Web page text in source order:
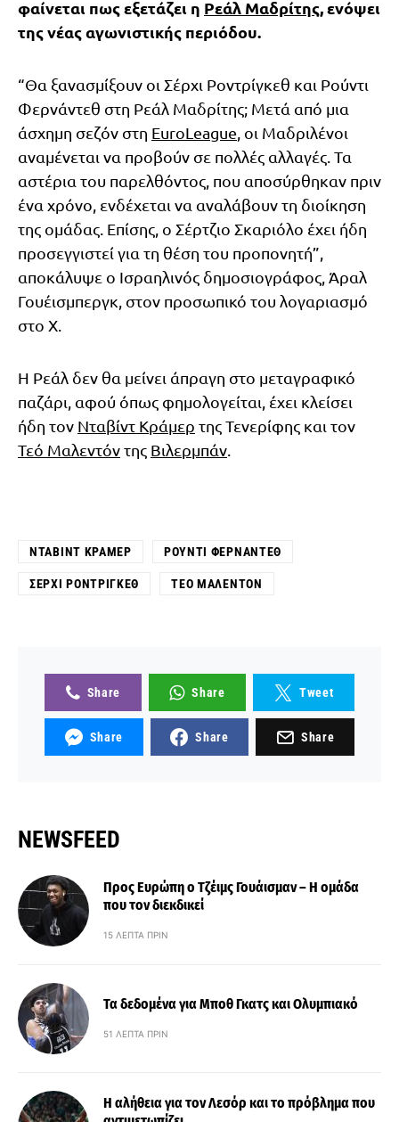
φαίνεται πως εξετάζει η Ρεάλ Μαδρίτης, ενόψει
της νέας αγωνιστικής περιόδου.
“Θα ξανασμίξουν οι Σέρχι Ροντρίγκεθ και Ρούντι
Φερνάντεθ στη Ρεάλ Μαδρίτης; Μετά από μια
άσχημη σεζόν στη EuroLeague , οι Μαδριλένοι
αναμένεται να προβούν σε πολλές αλλαγές. Τα
αστέρια του παρελθόντος, που αποσύρθηκαν πριν
ένα χρόνο, ενδέχεται να αναλάβουν τη διοίκηση
της ομάδας. Επίσης, ο Σέρτζιο Σκαριόλο έχει ήδη
προσεγγιστεί για τη θέση του προπονητή”,
αποκάλυψε ο Ισραηλινός δημοσιογράφος, Άραλ
Γουέισμπεργκ, στον προσωπικό του λογαριασμό
στο Χ.
Η Ρεάλ δεν θα μείνει άπραγη στο μεταγραφικό
παζάρι, αφού όπως φημολογείται, έχει κλείσει
ήδη τον Νταβίντ Κράμερ της Τενερίφης και τον
Τεό Μαλεντόντης Βιλερμπάν
ΝΤΑΒΊΝΤ ΚΡΆΜΕΡ ΡΟΎΝΤΙ ΦΕΡΝΆΝΤΕΘ
ΣΈΡΧΙ ΡΟΝΤΡΊΓΚΕΘ ΤΕΌ ΜΑΛΕΝΤΌΝ
Share Share Tweet
Share Share Share
NEWSFEED
Προς Ευρώπη ο Τζέιμς Γουάισμαν – Η ομάδα
που τον διεκδικεί
15 ΛΕΠΤΆ ΠΡΙΝ
Τα δεδομένα για Μποθ Γκατς και Ολυμπιακό
51 ΛΕΠΤΆ ΠΡΙΝ
Η αλήθεια για τον Λεσόρ και το πρόβλημα που